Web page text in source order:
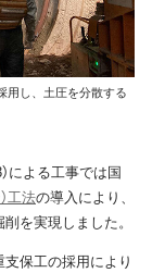
用し、土圧を分散する
による工事では国
工法の導入により、
を実現しました。
保工の採用により